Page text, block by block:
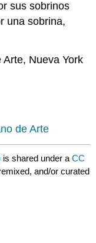
sus sobrinos
una sobrina,
Nueva York
de Arte
is shared under aCC
and/or curated